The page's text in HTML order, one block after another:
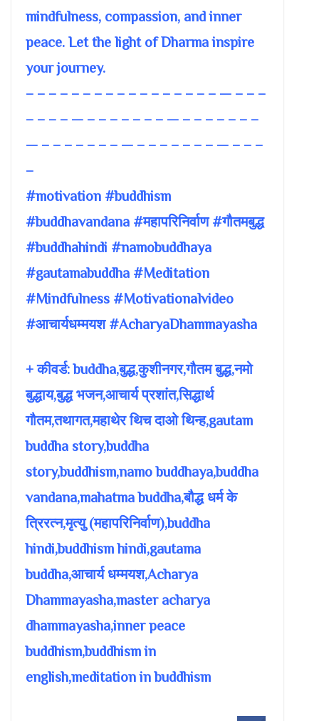
mindfulness, compassion, and inner
peace. Let the light of Dharma inspire
your journey.
– – – – – – – – – – – – – – – – – — – – –
– – – – — – – – – – – – — – – – – – – –
— – – – – – – – — – – – – – – – — – – –
–
#motivation #buddhism
#buddhavandana #महापरिनिर्वाण #गौतमबुद्ध
#buddhahindi #namobuddhaya
#gautamabuddha #Meditation
#Mindfulness #Motivationalvideo
#आचार्यधम्मयश #AcharyaDhammayasha
+ कीवर्ड: buddha,बुद्ध,कुशीनगर,गौतम बुद्ध,नमो
बुद्धाय,बुद्ध भजन,आचार्य प्रशांत,सिद्धार्थ
गौतम,तथागत,महाथेर थिच दाओ थिन्ह,gautam
buddha story,buddha
story,buddhism,namo buddhaya,buddha
vandana,mahatma buddha,बौद्ध धर्म के
त्रिरत्न,मृत्यु (महापरिनिर्वाण),buddha
hindi,buddhism hindi,gautama
buddha,आचार्य धम्मयश,Acharya
Dhammayasha,master acharya
dhammayasha,inner peace
buddhism,buddhism in
english,meditation in buddhism